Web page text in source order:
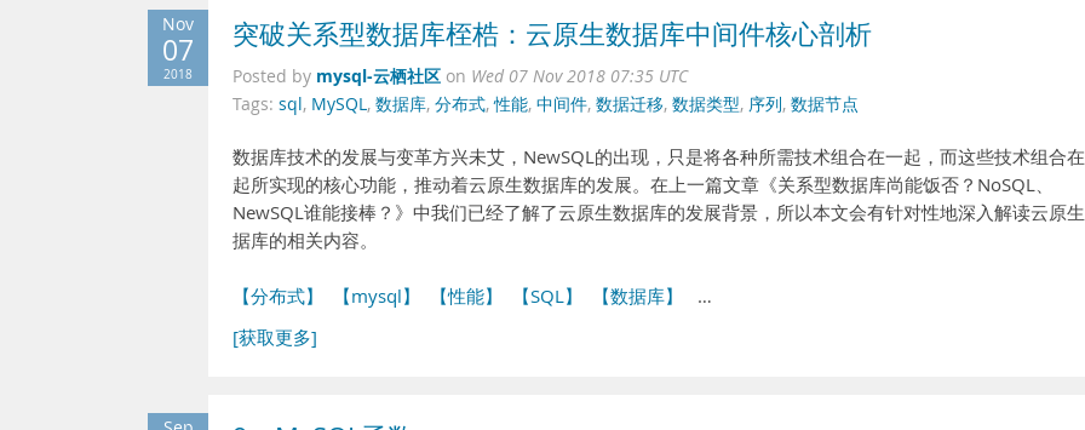
Nov
07
2018
突破关系型数据库桎梏：云原生数据库中间件核心剖析
Posted by mysql-云栖社区 on Wed 07 Nov 2018 07:35 UTC
Tags: sql, MySQL, 数据库, 分布式,性能, 中间件, 数据迁移, 数据类型, 序列, 数据节点
数据库技术的发展与变革方兴未艾，NewSQL的出现，只是将各种所需技术组合在一起，而这些技术组合
起所实现的核心功能，推动着云原生数据库的发展。在上一篇文章《关系型数据库尚能饭否？NoSQL、
NewSQL谁能接棒？》中我们已经了解了云原生数据库的发展背景，所以本文会有针对性地深入解读云原
据库的相关内容。
【分布式】 【mysql】 【性能】 【SQL】 【数据库】
…
[获取更多]